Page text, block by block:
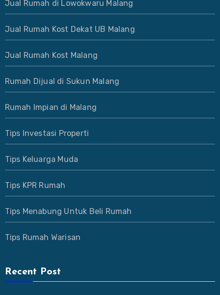
Jual Rumah di Lowokwaru Malang
Jual Rumah Kost Dekat UB Malang
Jual Rumah Kost Malang
Rumah Dijual di Sukun Malang
Rumah Impian di Malang
Tips Investasi Properti
Tips Keluarga Muda
Tips KPR Rumah
Tips Menabung Untuk Beli Rumah
Tips Rumah Warisan
Recent Post